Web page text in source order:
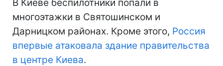
В Киеве беспилотники попали в
многоэтажки в Святошинском и
Дарницком районах. Кроме этого, Россия
впервые атаковала здание правительства
в центре Киева.